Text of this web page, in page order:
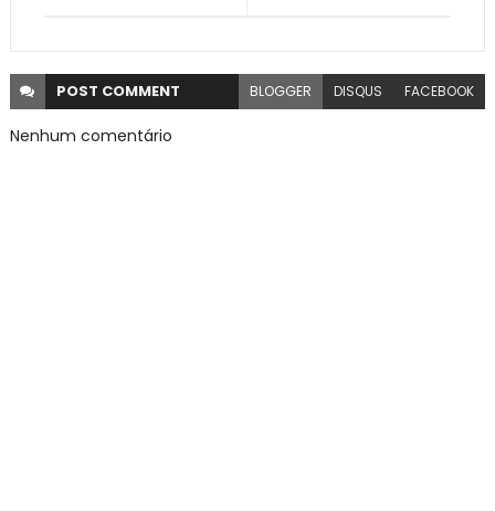
POST COMMENT BLOGGER DISQUS FACEBOOK
Nenhum comentário